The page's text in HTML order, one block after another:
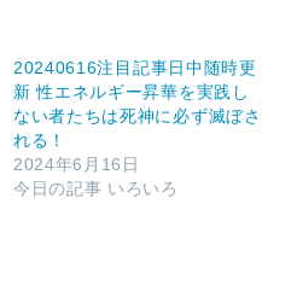
20240616注目記事日中随時更
新 性エネルギー昇華を実践し
ない者たちは死神に必ず滅ぼさ
れる！
2024年6月16日
今日の記事 いろいろ